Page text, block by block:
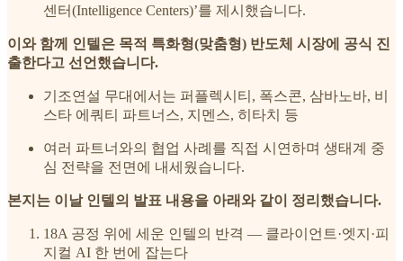
센터(Intelligence Centers)’를 제시했습니다.
이와 함께 인텔은 목적 특화형(맞춤형) 반도체 시장에 공식 진
출한다고 선언했습니다.
기조연설 무대에서는 퍼플렉시티, 폭스콘, 삼바노바, 비
스타 에쿼티 파트너스, 지멘스, 히타치 등
여러 파트너와의 협업 사례를 직접 시연하며 생태계 중
심 전략을 전면에 내세웠습니다.
본지는 이날 인텔의 발표 내용을 아래와 같이 정리했습니다.
18A 공정 위에 세운 인텔의 반격 — 클라이언트·엣지·피
지컬 AI 한 번에 잡는다